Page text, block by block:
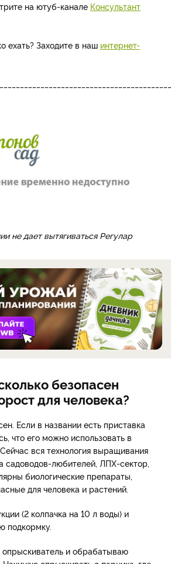
на ютуб-канале Консультант
ехать? Заходите в наш интернет-
не дает вытягиваться Регулар
безопасен
для человека?
Если в названии есть приставка
что его можно использовать в
вся технология выращивания
садоводов-любителей, ЛПХ-сектор,
биологические препараты,
для человека и растений.
(2 колпачка на 10 л воды) и
подкормку.
и обрабатываю